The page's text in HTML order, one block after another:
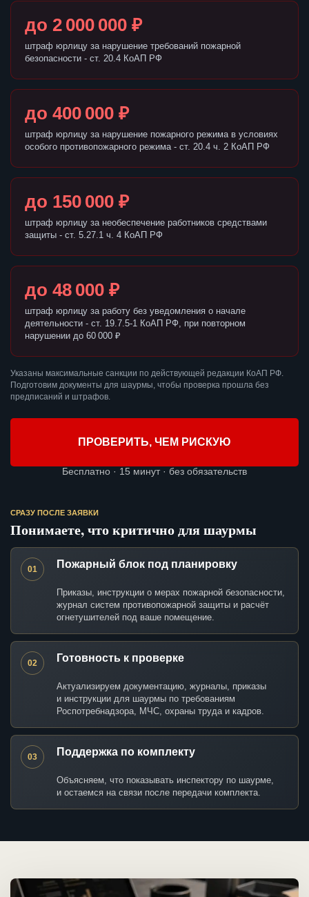
до 2 000 000 ₽
штраф юрлицу за нарушение требований пожарной
безопасности - ст. 20.4 КоАП РФ
до 400 000 ₽
штраф юрлицу за нарушение пожарного режима в условиях
особого противопожарного режима - ст. 20.4 ч. 2 КоАП РФ
до 150 000 ₽
штраф юрлицу за необеспечение работников средствами
защиты - ст. 5.27.1 ч. 4 КоАП РФ
до 48 000 ₽
штраф юрлицу за работу без уведомления о начале
деятельности - ст. 19.7.5-1 КоАП РФ, при повторном
нарушении до 60 000 ₽
Указаны максимальные санкции по действующей редакции КоАП РФ.
Подготовим документы для шаурмы, чтобы проверка прошла без
предписаний и штрафов.
ПРОВЕРИТЬ, ЧЕМ РИСКУЮ
Бесплатно · 15 минут · без обязательств
СРАЗУ ПОСЛЕ ЗАЯВКИ
Понимаете, что критично для шаурмы
01 Пожарный блок под планировку
Приказы, инструкции о мерах пожарной безопасности,
журнал систем противопожарной защиты и расчёт
огнетушителей под ваше помещение.
02 Готовность к проверке
Актуализируем документацию, журналы, приказы
и инструкции для шаурмы по требованиям
Роспотребнадзора, МЧС, охраны труда и кадров.
03 Поддержка по комплекту
Объясняем, что показывать инспектору по шаурме,
и остаемся на связи после передачи комплекта.